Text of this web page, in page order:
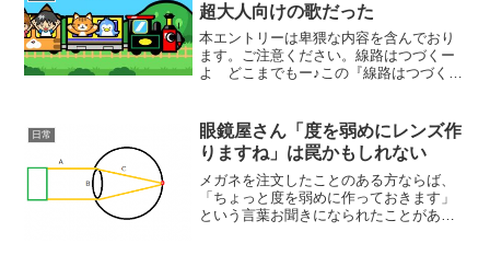
超大人向けの歌だった
本エントリーは卑猥な内容を含んでおり
ます。ご注意ください。線路はつづくー
よ どこまでもー♪この『線路はつづくよ
方がお聞きになられたことがあると存じ
ます。明るく、楽し...
日常
眼鏡屋さん「度を弱めにレンズ作
りますね」は罠かもしれない
メガネを注文したことのある方ならば、
「ちょっと度を弱めに作っておきます」
という言葉お聞きになられたことがある